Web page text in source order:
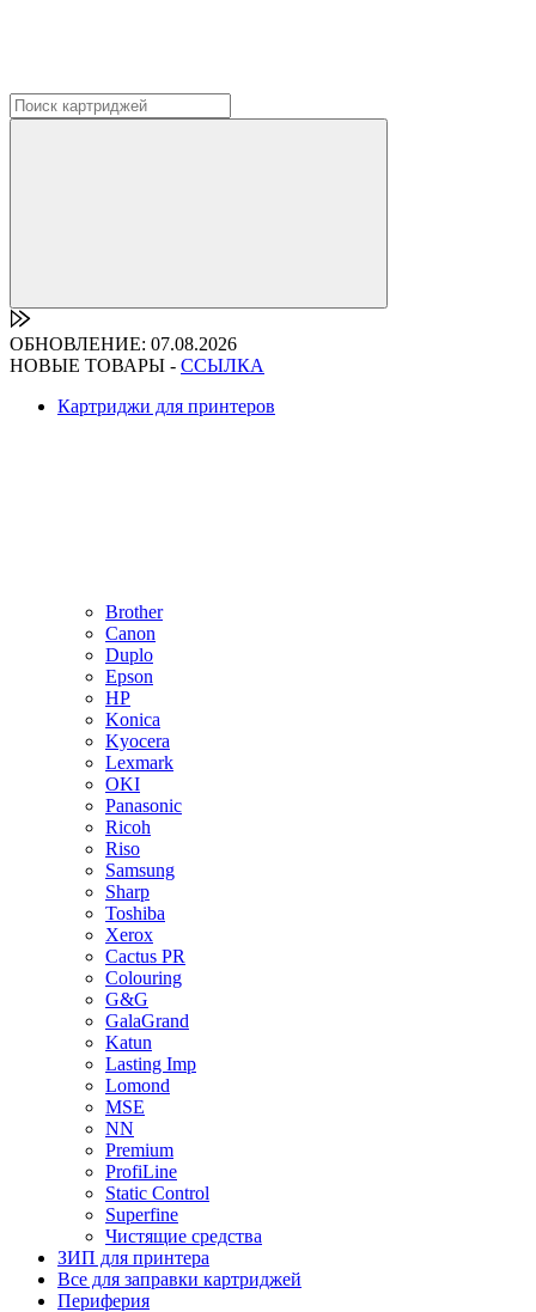
ОБНОВЛЕНИЕ: 07.08.2026
НОВЫЕ ТОВАРЫ - ССЫЛКА
Картриджи для принтеров
Brother
Canon
Duplo
Epson
HP
Konica
Kyocera
Lexmark
OKI
Panasonic
Ricoh
Riso
Samsung
Sharp
Toshiba
Xerox
Cactus PR
Colouring
G&G
GalaGrand
Katun
Lasting Imp
Lomond
MSE
NN
Premium
ProfiLine
Static Control
Superfine
Чистящие средства
ЗИП для принтера
Все для заправки картриджей
Периферия